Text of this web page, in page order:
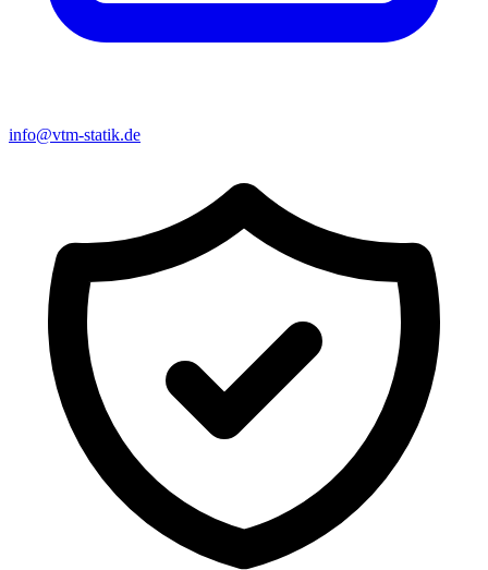
info@vtm-statik.de